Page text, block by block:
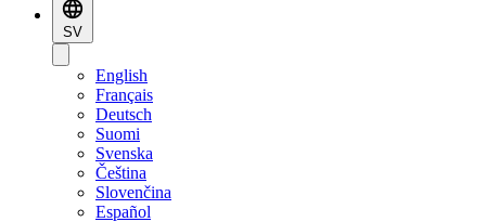
SV
English
Français
Deutsch
Suomi
Svenska
Čeština
Slovenčina
Español